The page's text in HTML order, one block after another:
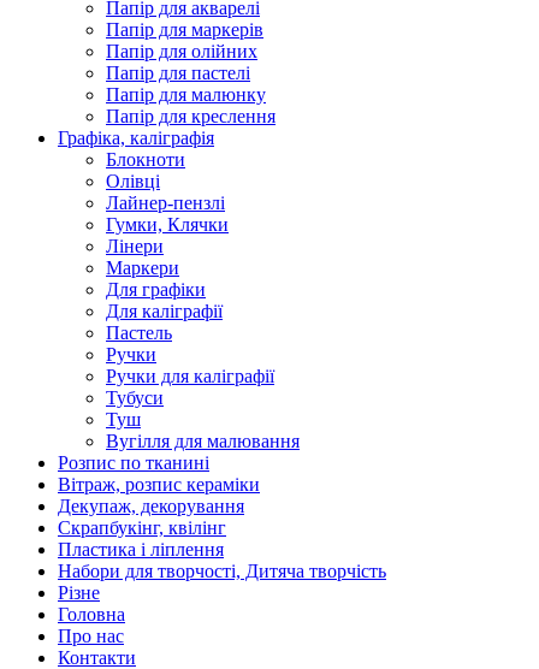
Папір для акварелі
Папір для маркерів
Папір для олійних
Папір для пастелі
Папір для малюнку
Папір для креслення
Графіка, каліграфія
Блокноти
Олівці
Лайнер-пензлі
Гумки, Клячки
Лінери
Маркери
Для графіки
Для каліграфії
Пастель
Ручки
Ручки для каліграфії
Тубуси
Туш
Вугілля для малювання
Розпис по тканині
Вітраж, розпис кераміки
Декупаж, декорування
Скрапбукінг, квілінг
Пластика і ліплення
Набори для творчості, Дитяча творчість
Різне
Головна
Про нас
Контакти